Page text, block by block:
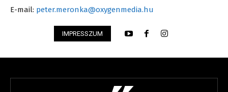
E-mail: peter.meronka@oxygenmedia.hu
IMPRESSZUM